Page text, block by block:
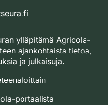
ylläpitämä Agricola-
ajankohtaista tietoa,
ja julkaisuja.
portaalista